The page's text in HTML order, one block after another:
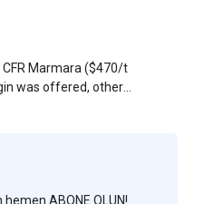
Marmara ($470/t
was offered, other
ABONE OLUN!